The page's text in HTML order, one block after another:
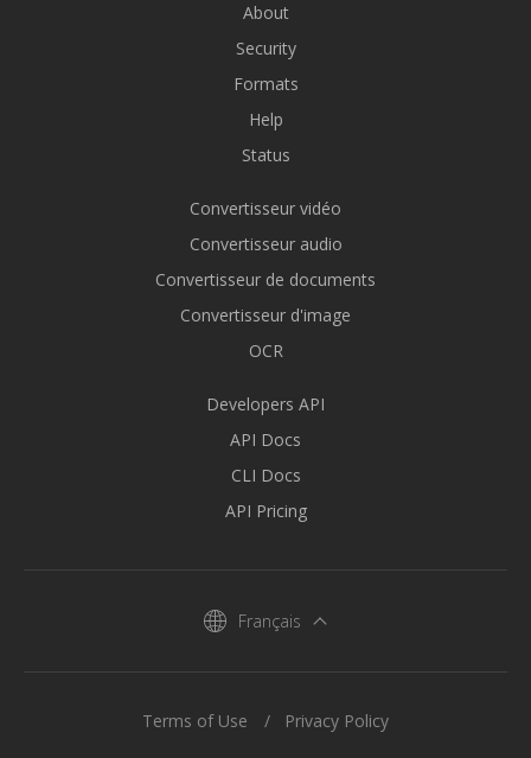
About
Security
Formats
Help
Status
Convertisseur vidéo
Convertisseur audio
Convertisseur de documents
Convertisseur d'image
OCR
Developers API
API Docs
CLI Docs
API Pricing
Français
Terms of Use Privacy Policy